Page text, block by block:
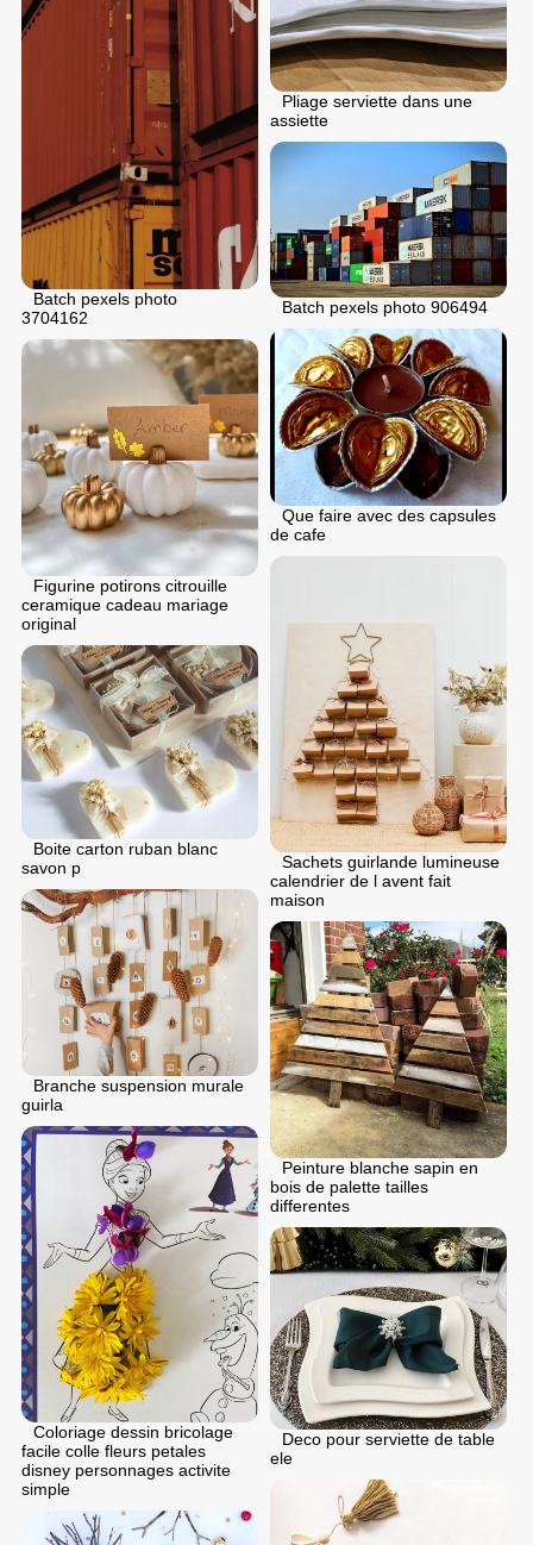
Pliage serviette dans une
assiette
Batch pexels photo
3704162
Batch pexels photo 906494
Que faire avec des capsules
de cafe
Figurine potirons citrouille
ceramique cadeau mariage
original
Sachets guirlande lumineuse
calendrier de l avent fait
maison
Boite carton ruban blanc
savon p
Branche suspension murale
guirla
Peinture blanche sapin en
bois de palette tailles
differentes
Coloriage dessin bricolage
facile colle fleurs petales
disney personnages activite
simple
Deco pour serviette de table
ele